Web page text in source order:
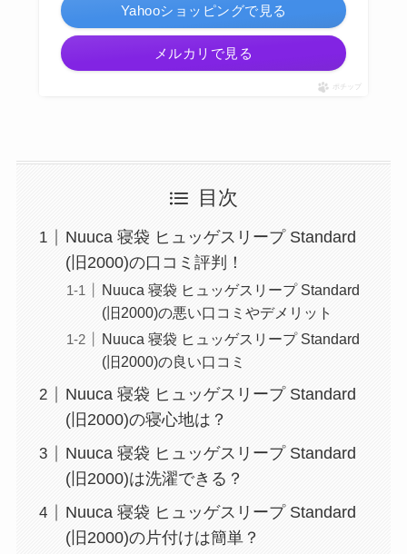
Yahooショッピングで見る
メルカリで見る
ポチップ
目次
Nuuca 寝袋 ヒュッゲスリープ Standard
(旧2000)の口コミ評判！
Nuuca 寝袋 ヒュッゲスリープ Standard
(旧2000)の悪い口コミやデメリット
Nuuca 寝袋 ヒュッゲスリープ Standard
(旧2000)の良い口コミ
Nuuca 寝袋 ヒュッゲスリープ Standard
(旧2000)の寝心地は？
Nuuca 寝袋 ヒュッゲスリープ Standard
(旧2000)は洗濯できる？
Nuuca 寝袋 ヒュッゲスリープ Standard
(旧2000)の片付けは簡単？